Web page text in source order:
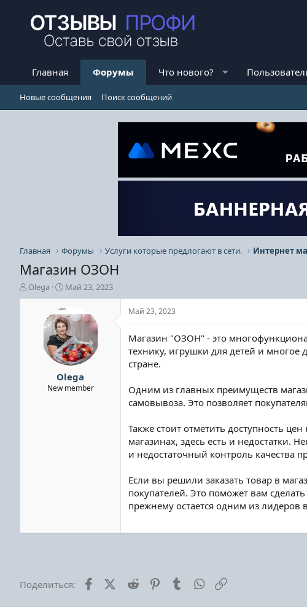
Главная Форумы Что нового?
Новые сообщения Поиск сообщений
Главная Форумы Услуги которые предлогают в сети. Интернет
Магазин ОЗОН
А
в
Olega
Д
а
т
а
н
а
ч
а
л
а
Май 23, 2023
Olega
New member
Май 23, 2023
Магазин "ОЗОН" - это
технику, игрушки для детей и многое
стране.
Одним из главных преимуществ
самовывоза. Это позволяет
Также стоит отметить доступность
магазинах, здесь есть и недостатки.
и недостаточный контроль качества
Если вы решили заказать товар в
покупателей. Это поможет вам
прежнему остается одним из
Поделиться: FacebookX (Twitter)
Reddit PinterestTumblr WhatsApp